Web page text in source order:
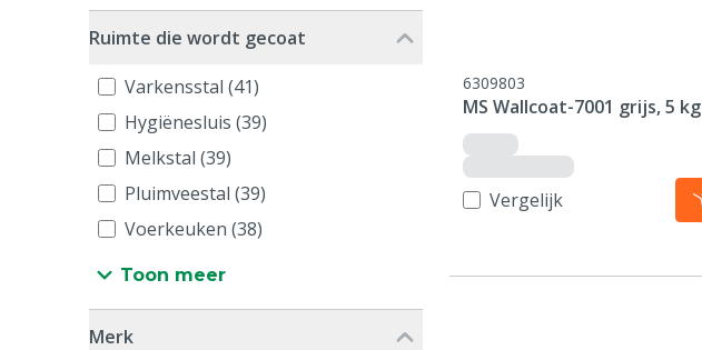
Ruimte die wordt gecoat
Varkensstal (41)
Hygiënesluis (39)
Melkstal (39)
Pluimveestal (39)
Voerkeuken (38)
Toon meer
Merk
6309803
MS Wallcoat-7001 grijs, 5 kg
Vergelijk